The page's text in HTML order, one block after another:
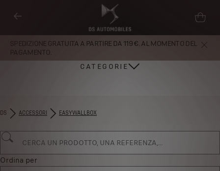
SPEDIZIONE GRATUITA A PARTIRE DA 119 €. AL MOMENTO DEL
PAGAMENTO.
CATEGORIE
DS ACCESSORI EASYWALLBOX
Ordina per